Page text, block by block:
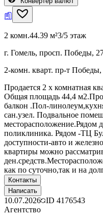
2 комн.44.39 м²3/5 этаж
г. Гомель, просп. Победы,
2-комн. кварт. пр-т Победы,
Продается 2 х комнатная
Общая площадь 44,4
балкон .Пол-
сан.узел. Подвальное
месторасположение.Рядом
поликлиника. Рядом -ТЦ
доступности-авто и
квартиры можно
как по суточно,так и на
Контакты
Написать
10.07.2026 ID 4176543
Агентство